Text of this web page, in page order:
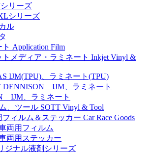
リーズ
シリーズ
ル
Application Film
トメディア・ラミネート Inkjet Vinyl &
IJM(TPU)、ラミネート(TPU)
DENNISON IJM、ラミネート
IJM、ラミネート
、ツール SOTT Vinyl & Tool
ィルム＆ステッカー Car Race Goods
両用フィルム
両用ステッカー
ジナル液剤シリーズ